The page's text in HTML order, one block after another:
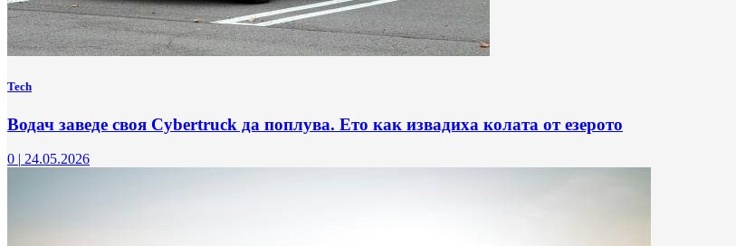
Tech
Водач заведе своя Cybertruck да поплува. Ето как извадиха колата от езерото
0 | 24.05.2026